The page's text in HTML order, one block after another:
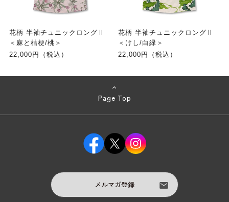
花柄 半袖チュニックロングⅡ
＜麻と桔梗/桃＞
22,000円（税込）
花柄 半袖チュニックロングⅡ
＜けし/白緑＞
22,000円（税込）
Page Top
メルマガ登録